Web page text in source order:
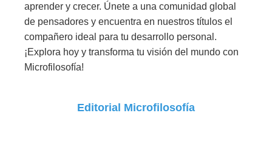
aprender y crecer. Únete a una comunidad global
de pensadores y encuentra en nuestros títulos el
compañero ideal para tu desarrollo personal.
¡Explora hoy y transforma tu visión del mundo con
Microfilosofía!
Editorial Microfilosofía